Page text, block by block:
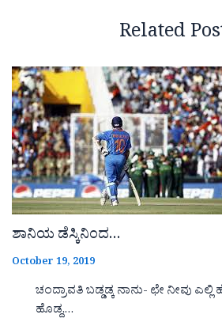
Related
ಶಾನಿಯ ಡೆಸ್ಕಿನಿಂದ…
October 19, 2019
ಚಂದ್ರಾವತಿ ಬಡ್ಡಡ್ಕ ನಾನು- ಛೇ ನೀವು
ಹೊಡ್ದ,…